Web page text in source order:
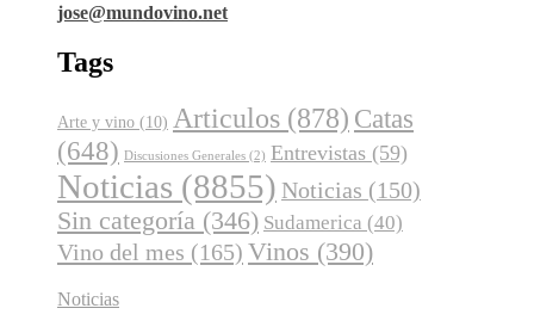
jose@mundovino.net
Tags
Arte y vino (10) Articulos (878) Catas
(648) Discusiones Generales (2) Entrevistas (59)
Noticias (8855) Noticias (150)
Sin categoría (346) Sudamerica (40)
Vino del mes (165) Vinos (390)
Noticias